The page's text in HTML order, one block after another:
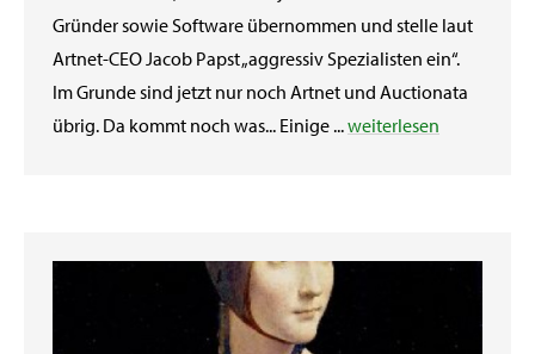
Gründer sowie Software übernommen und stelle laut
Artnet-CEO Jacob Papst „aggressiv Spezialisten ein“.
Im Grunde sind jetzt nur noch Artnet und Auctionata
übrig. Da kommt noch was... Einige ...weiterlesen